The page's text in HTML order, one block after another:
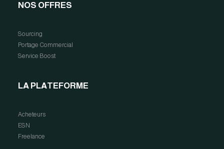
NOS OFFRES
Sourcing
Portage Commercial
Service Boost
LA PLATEFORME
Acheteurs
ESN
Freelance